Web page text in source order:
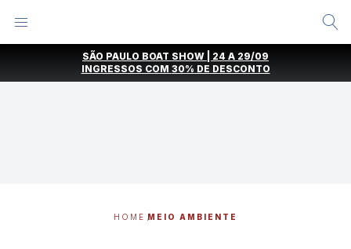
SÃO PAULO BOAT SHOW | 24 A 29/09
INGRESSOS COM 30% DE DESCONTO
HOME MEIO AMBIENTE